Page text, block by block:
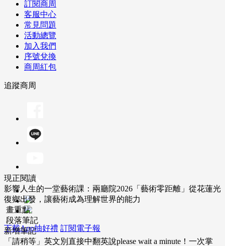
訂閱商周
客服中心
常見問題
活動總覽
加入我們
序號兌換
商周紅包
追蹤商周
下載App抽好禮 訂閱電子報
現正閱讀
影響人生的一堂藝術課：兩廳院2026「藝術零距離」從花蓮光
復鄉出發，讓藝術成為理解世界的能力
畫重點
段落筆記
新增筆記
「請稍等」英文別直接中翻英說please wait a minute！一次掌